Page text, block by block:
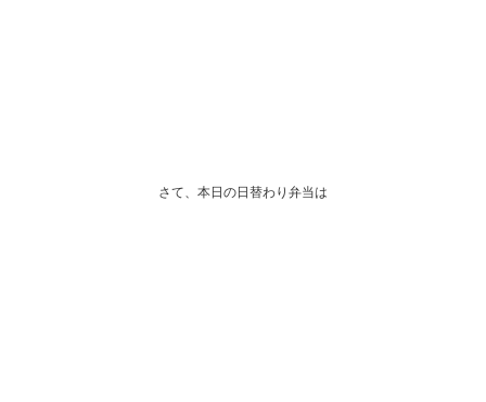
さて、本日の日替わり弁当は